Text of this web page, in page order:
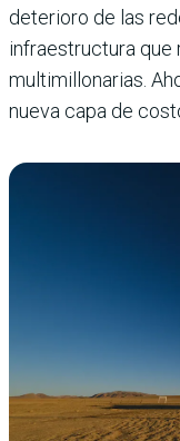
deterioro de las
infraestructura que
multimillonarias.
nueva capa de